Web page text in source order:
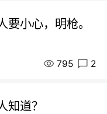
小心，明枪。
795 2
知道？